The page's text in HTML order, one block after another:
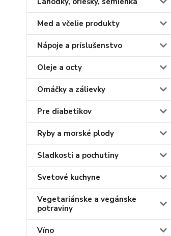
Med a včelie produkty
Nápoje a príslušenstvo
Oleje a octy
Omáčky a zálievky
Pre diabetikov
Ryby a morské plody
Sladkosti a pochutiny
Svetové kuchyne
Vegetariánske a vegánske
potraviny
Víno